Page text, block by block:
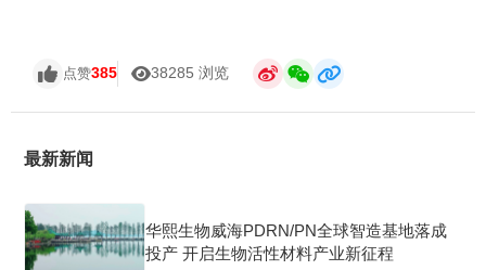
点赞385 38285 浏览
最新新闻
华熙生物威海PDRN/PN全球智造基地落成
投产 开启生物活性材料产业新征程